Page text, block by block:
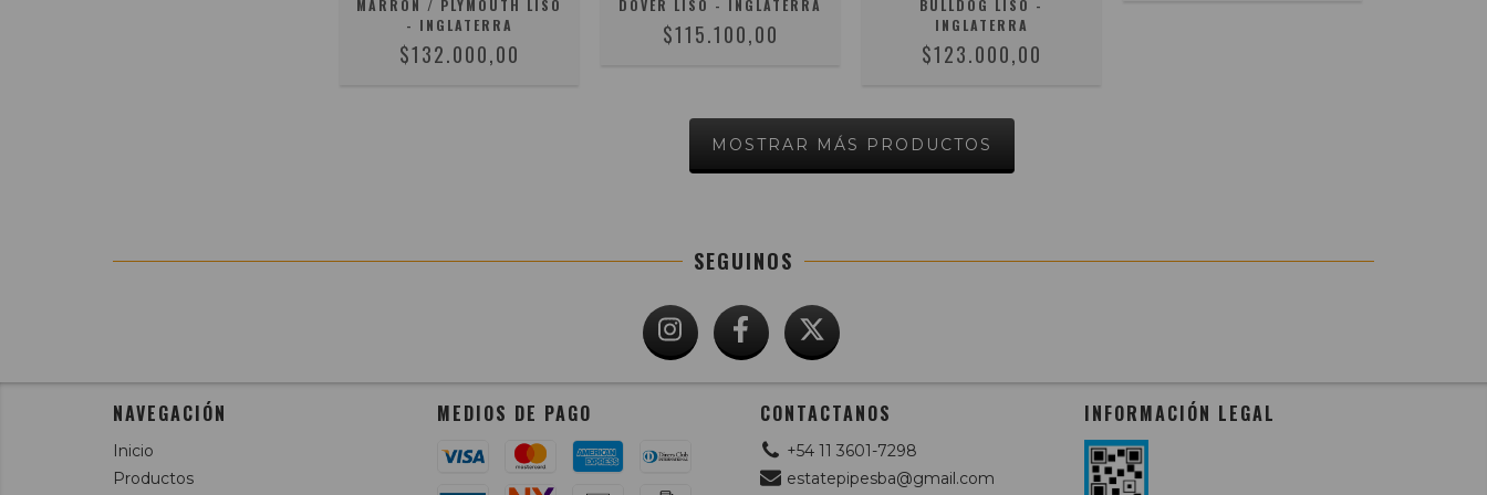
MARRON / PLYMOUTH LISO
- INGLATERRA
$132.000,00
DOVER LISO - INGLATERRA
$115.100,00
BULLDOG LISO -
INGLATERRA
$123.000,00
MOSTRAR MÁS PRODUCTOS
SEGUINOS
NAVEGACIÓN
Inicio
Productos
MEDIOS DE PAGO CONTACTANOS
+54 11 3601-7298
estatepipesba@gmail.com
INFORMACIÓN LEGAL